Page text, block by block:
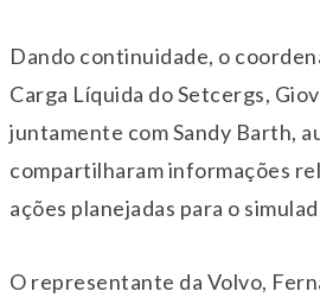
Dando continuidade, o
Carga Líquida do Setcergs,
juntamente com Sandy Barth,
compartilharam informações
ações planejadas para o
O representante da Volvo,